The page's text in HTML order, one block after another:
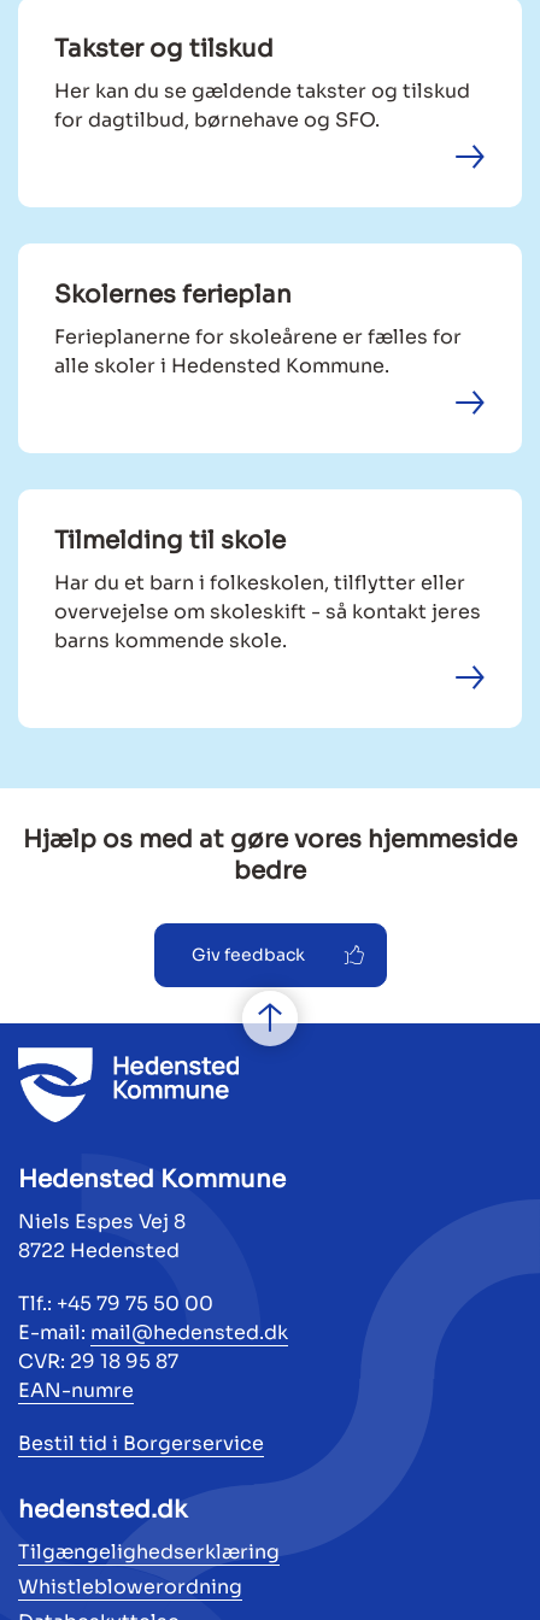
Takster og tilskud
Her kan du se gældende takster og tilskud
for dagtilbud, børnehave og SFO.
Skolernes ferieplan
Ferieplanerne for skoleårene er fælles for
alle skoler i Hedensted Kommune.
Tilmelding til skole
Har du et barn i folkeskolen, tilflytter eller
overvejelse om skoleskift - så kontakt jeres
barns kommende skole.
Hjælp os med at gøre vores hjemmeside
bedre
Giv feedback
Hedensted Kommune
Niels Espes Vej 8
8722 Hedensted
Tlf.: +45 79 75 50 00
E-mail: mail@hedensted.dk
CVR: 29 18 95 87
EAN-numre
Bestil tid i Borgerservice
hedensted.dk
Tilgængelighedserklæring
Whistleblowerordning